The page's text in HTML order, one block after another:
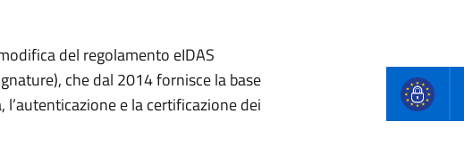
del regolamento eIDAS
che dal 2014 fornisce la base
e la certificazione dei